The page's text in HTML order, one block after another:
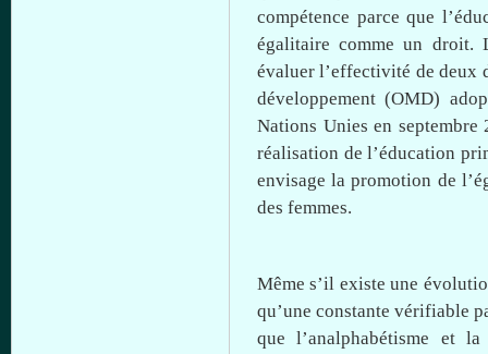
compétence parce que
égalitaire comme un droit.
évaluer l’effectivité dedeux
développement (OMD)
Nations Unies en septembre
réalisation del’éducation
envisage la promotion de
des femmes.
Même s’il existe une
qu’une constante vérifiable
que l’analphabétisme et